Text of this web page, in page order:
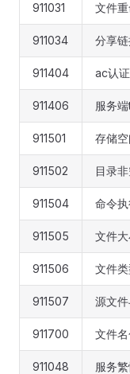
911031 文件
911034 分享
911404 ac认
911406 服务
911501 存储
911502 目录
911504 命令
911505 文件
911506 文件
911507 源文
911700 文件
911048 服务